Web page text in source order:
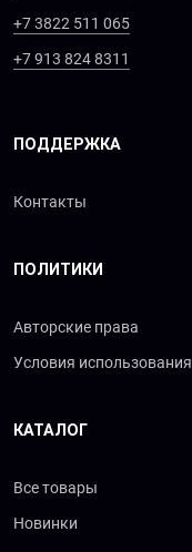
+7 3822 511 065
+7 913 824 8311
ПОДДЕРЖКА
Контакты
ПОЛИТИКИ
Авторские права
Условия использования
КАТАЛОГ
Все товары
Новинки